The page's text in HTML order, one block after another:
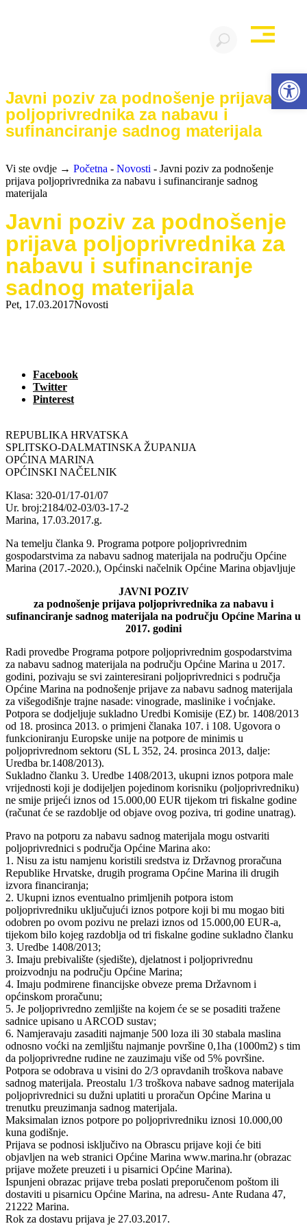
Javni poziv za podnošenje prijava
poljoprivrednika za nabavu i
sufinanciranje sadnog materijala
Vi ste ovdje → Početna - Novosti - Javni poziv za podnošenje
prijava poljoprivrednika za nabavu i sufinanciranje sadnog
materijala
Javni poziv za podnošenje
prijava poljoprivrednika za
nabavu i sufinanciranje
sadnog materijala
Pet, 17.03.2017Novosti
Facebook
Twitter
Pinterest
REPUBLIKA HRVATSKA
SPLITSKO-DALMATINSKA ŽUPANIJA
OPĆINA MARINA
OPĆINSKI NAČELNIK
Klasa: 320-01/17-01/07
Ur. broj:2184/02-03/03-17-2
Marina, 17.03.2017.g.
Na temelju članka 9. Programa potpore poljoprivrednim
gospodarstvima za nabavu sadnog materijala na području Općine
Marina (2017.-2020.), Općinski načelnik Općine Marina objavljuje
JAVNI POZIV
za podnošenje prijava poljoprivrednika za nabavu i
sufinanciranje sadnog materijala na području Općine Marina u
2017. godini
Radi provedbe Programa potpore poljoprivrednim gospodarstvima
za nabavu sadnog materijala na području Općine Marina u 2017.
godini, pozivaju se svi zainteresirani poljoprivrednici s područja
Općine Marina na podnošenje prijave za nabavu sadnog materijala
za višegodišnje trajne nasade: vinograde, maslinike i voćnjake.
Potpora se dodjeljuje sukladno Uredbi Komisije (EZ) br. 1408/2013
od 18. prosinca 2013. o primjeni članaka 107. i 108. Ugovora o
funkcioniranju Europske unije na potpore de minimis u
poljoprivrednom sektoru (SL L 352, 24. prosinca 2013, dalje:
Uredba br.1408/2013).
Sukladno članku 3. Uredbe 1408/2013, ukupni iznos potpora male
vrijednosti koji je dodijeljen pojedinom korisniku (poljoprivredniku)
ne smije prijeći iznos od 15.000,00 EUR tijekom tri fiskalne godine
(računat će se razdoblje od objave ovog poziva, tri godine unatrag).
Pravo na potporu za nabavu sadnog materijala mogu ostvariti
poljoprivrednici s područja Općine Marina ako:
1. Nisu za istu namjenu koristili sredstva iz Državnog proračuna
Republike Hrvatske, drugih programa Općine Marina ili drugih
izvora financiranja;
2. Ukupni iznos eventualno primljenih potpora istom
poljoprivredniku uključujući iznos potpore koji bi mu mogao biti
odobren po ovom pozivu ne prelazi iznos od 15.000,00 EUR-a,
tijekom bilo kojeg razdoblja od tri fiskalne godine sukladno članku
3. Uredbe 1408/2013;
3. Imaju prebivalište (sjedište), djelatnost i poljoprivrednu
proizvodnju na području Općine Marina;
4. Imaju podmirene financijske obveze prema Državnom i
općinskom proračunu;
5. Je poljoprivredno zemljište na kojem će se se posaditi tražene
sadnice upisano u ARCOD sustav;
6. Namjeravaju zasaditi najmanje 500 loza ili 30 stabala maslina
odnosno voćki na zemljištu najmanje površine 0,1ha (1000m2) s tim
da poljoprivredne rudine ne zauzimaju više od 5% površine.
Potpora se odobrava u visini do 2/3 opravdanih troškova nabave
sadnog materijala. Preostalu 1/3 troškova nabave sadnog materijala
poljoprivrednici su dužni uplatiti u proračun Općine Marina u
trenutku preuzimanja sadnog materijala.
Maksimalan iznos potpore po poljoprivredniku iznosi 10.000,00
kuna godišnje.
Prijava se podnosi isključivo na Obrascu prijave koji će biti
objavljen na web stranici Općine Marina www.marina.hr (obrazac
prijave možete preuzeti i u pisarnici Općine Marina).
Ispunjeni obrazac prijave treba poslati preporučenom poštom ili
dostaviti u pisarnicu Općine Marina, na adresu- Ante Rudana 47,
21222 Marina.
Rok za dostavu prijava je 27.03.2017.